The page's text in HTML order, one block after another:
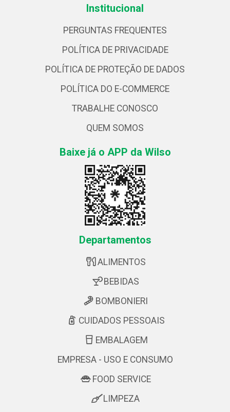
Institucional
PERGUNTAS FREQUENTES
POLÍTICA DE PRIVACIDADE
POLÍTICA DE PROTEÇÃO DE DADOS
POLÍTICA DO E-COMMERCE
TRABALHE CONOSCO
QUEM SOMOS
Baixe já o APP da Wilso
Departamentos
ALIMENTOS
BEBIDAS
BOMBONIERI
CUIDADOS PESSOAIS
EMBALAGEM
EMPRESA - USO E CONSUMO
FOOD SERVICE
LIMPEZA